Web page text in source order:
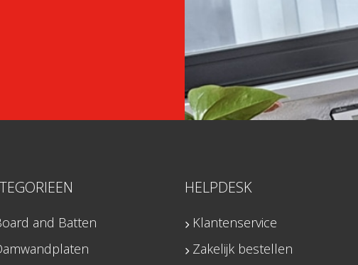
and Batten
HELPDESK
Klantenservice
Zakelijk bestellen